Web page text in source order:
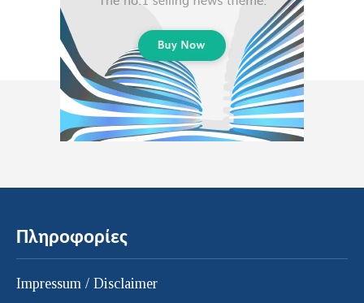
Πληροφορίες
Impressum / Disclaimer